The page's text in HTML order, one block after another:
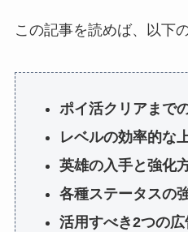
この記事を読めば、以下
ポイ活クリアまで
レベルの効率的な
英雄の入手と強化
各種ステータスの
活用すべき2つの広